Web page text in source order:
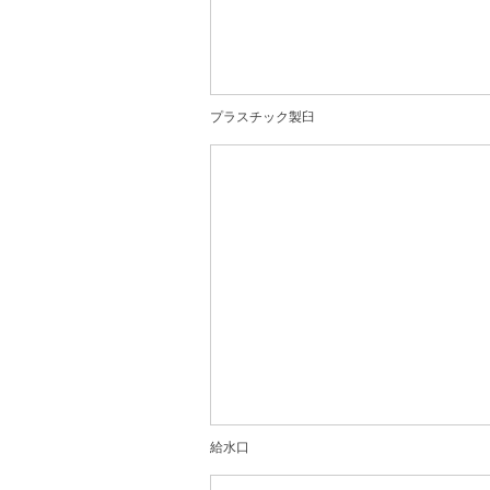
プラスチック製臼
給水口